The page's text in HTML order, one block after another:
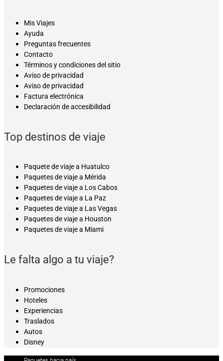
Mis Viajes
Ayuda
Preguntas frecuentes
Contacto
Términos y condiciones del sitio
Aviso de privacidad
Aviso de privacidad
Factura electrónica
Declaración de accesibilidad
Top destinos de viaje
Paquete de viaje a Huatulco
Paquetes de viaje a Mérida
Paquetes de viaje a Los Cabos
Paquetes de viaje a La Paz
Paquetes de viaje a Las Vegas
Paquetes de viaje a Houston
Paquetes de viaje a Miami
Le falta algo a tu viaje?
Promociones
Hoteles
Experiencias
Traslados
Autos
Disney